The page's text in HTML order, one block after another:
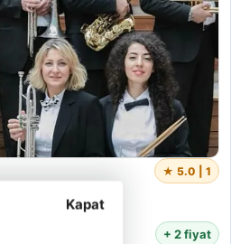
Kapat
★ 5.0 | 1
+ 2 fiyat